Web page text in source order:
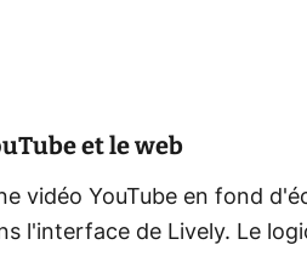
et le web
vidéo YouTube en fond
l'interface de Lively. Le